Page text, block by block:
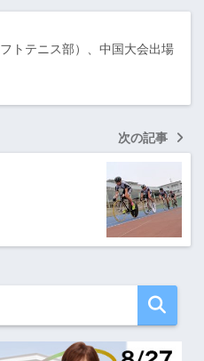
トテニス部）、中国大会出場
次の記事